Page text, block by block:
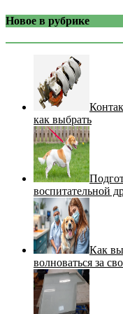
Новое в рубрике
как выбрать
воспитательной
Как
волноваться за